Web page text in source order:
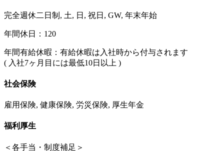
完全週休二日制, 土, 日, 祝日, GW, 年末年始
年間休日：120
年間有給休暇：有給休暇は入社時から付与されます
( 入社7ヶ月目には最低10日以上 )
社会保険
雇用保険, 健康保険, 労災保険, 厚生年金
福利厚生
＜各手当・制度補足＞